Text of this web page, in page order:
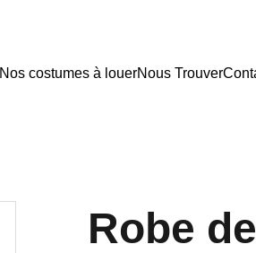
Nos costumes à louerNous Trouver
Robe